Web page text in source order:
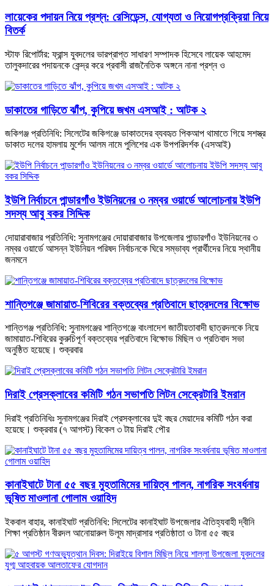
লায়েকের পদায়ন নিয়ে প্রশ্ন: রেসিডেন্স, যোগ্যতা ও নিয়োগপ্রক্রিয়া নিয়ে
বিতর্ক
স্টাফ রিপোর্টার: ফ্রান্স যুবদলের ভারপ্রাপ্ত সাধারণ সম্পাদক হিসেবে লায়েক আহমেদ
তালুকদারের পদায়নকে কেন্দ্র করে প্রবাসী রাজনৈতিক অঙ্গনে নানা প্রশ্ন ও
ডাকাতের গাড়িতে ঝাঁপ, কুপিয়ে জখম এসআই : আটক ২
জকিগঞ্জ প্রতিনিধি: সিলেটের জকিগঞ্জে ডাকাতদের ব্যবহৃত পিকআপ থামাতে গিয়ে সশস্ত্র
ডাকাত দলের হামলায় মুর্শেদ আলম নামে পুলিশের এক উপপরিদর্শক (এসআই)
ইউপি নির্বাচনে পান্ডারগাঁও ইউনিয়নের ৩ নম্বর ওয়ার্ডে আলোচনায় ইউপি
সদস্য আবু বকর সিদ্দিক
দোয়ারাবাজার প্রতিনিধি: সুনামগঞ্জের দোয়ারাবাজার উপজেলার পান্ডারগাঁও ইউনিয়নের ৩
নম্বর ওয়ার্ডে আসন্ন ইউনিয়ন পরিষদ নির্বাচনকে ঘিরে সম্ভাব্য প্রার্থীদের নিয়ে স্থানীয়
জনমনে
শান্তিগঞ্জে জামায়াত-শিবিরের বক্তব্যের প্রতিবাদে ছাত্রদলের বিক্ষোভ
শান্তিগঞ্জ প্রতিনিধি: সুনামগঞ্জের শান্তিগঞ্জে বাংলাদেশ জাতীয়তাবাদী ছাত্রদলকে নিয়ে
জামায়াত-শিবিরের কুরুচিপূর্ণ বক্তব্যের প্রতিবাদে বিক্ষোভ মিছিল ও প্রতিবাদ সভা
অনুষ্ঠিত হয়েছে। শুক্রবার
দিরাই প্রেসক্লাবের কমিটি গঠন সভাপতি লিটন সেক্রেটারি ইমরান
দিরাই প্রতিনিধিঃ সুনামগঞ্জের দিরাই প্রেসক্লাবের দুই বছর মেয়াদের কমিটি গঠন করা
হয়েছে। শুক্রবার (৭ আগস্ট) বিকেল ৩ টায় দিরাই পৌর
কানাইঘাটে টানা ৫৫ বছর মুহতামিমের দায়িত্ব পালন, নাগরিক সংবর্ধনায়
ভূষিত মাওলানা গোলাম ওয়াহিদ
ইকবাল বাহার, কানাইঘাট প্রতিনিধি: সিলেটের কানাইঘাট উপজেলার ঐতিহ্যবাহী দ্বীনি
শিক্ষা প্রতিষ্ঠান বীরদল আনোয়ারুল উলূম মাদ্রাসার প্রতিষ্ঠাতা ও টানা ৫৫ বছর